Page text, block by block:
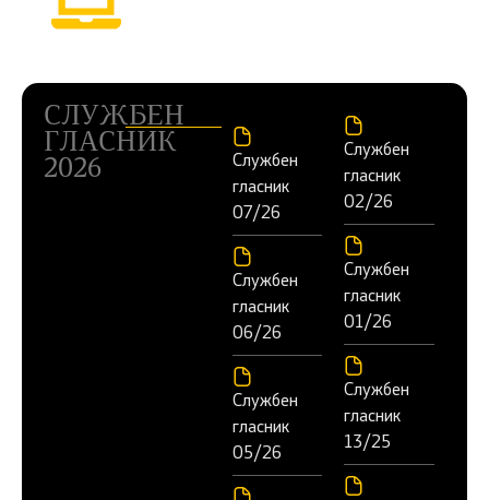
СЛУЖБЕН
ГЛАСНИК
2026
Службен
гласник
07/26
Службен
гласник
06/26
Службен
гласник
05/26
Службен
гласник
02/26
Службен
гласник
01/26
Службен
гласник
13/25